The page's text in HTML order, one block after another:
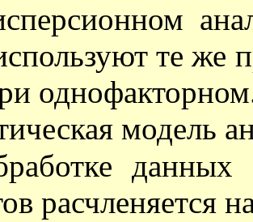
те же
модель
данных
расчленяется